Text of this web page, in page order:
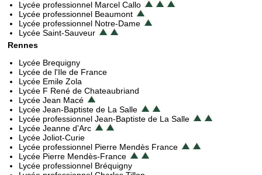
Lycée professionnel Marcel Callo
Lycée professionnel Beaumont
Lycée professionnel Notre-Dame
Lycée Saint-Sauveur
Rennes
Lycée Brequigny
Lycée de l'Ile de France
Lycée Emile Zola
Lycée F René de Chateaubriand
Lycée Jean Macé
Lycée Jean-Baptiste de La Salle
Lycée professionnel Jean-Baptiste de La Salle
Lycée Jeanne d'Arc
Lycée Joliot-Curie
Lycée professionnel Pierre Mendès France
Lycée Pierre Mendès-France
Lycée professionnel Bréquigny